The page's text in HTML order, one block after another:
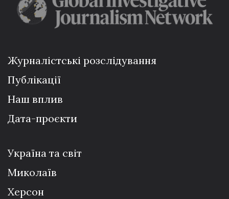
Журналістські розслідування
Публікації
Наш вплив
Дата-проєкти
Україна та світ
Миколаїв
Херсон